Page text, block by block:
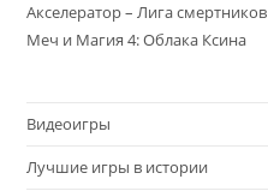
Акселератор – Лига смертников
Меч и Магия 4: Облака Ксина
Видеоигры
Лучшие игры в истории